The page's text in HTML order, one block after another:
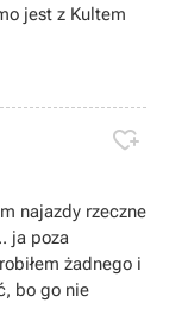
jest z Kultem

najazdy rzeczne
ja poza
żadnego i
bo go nie